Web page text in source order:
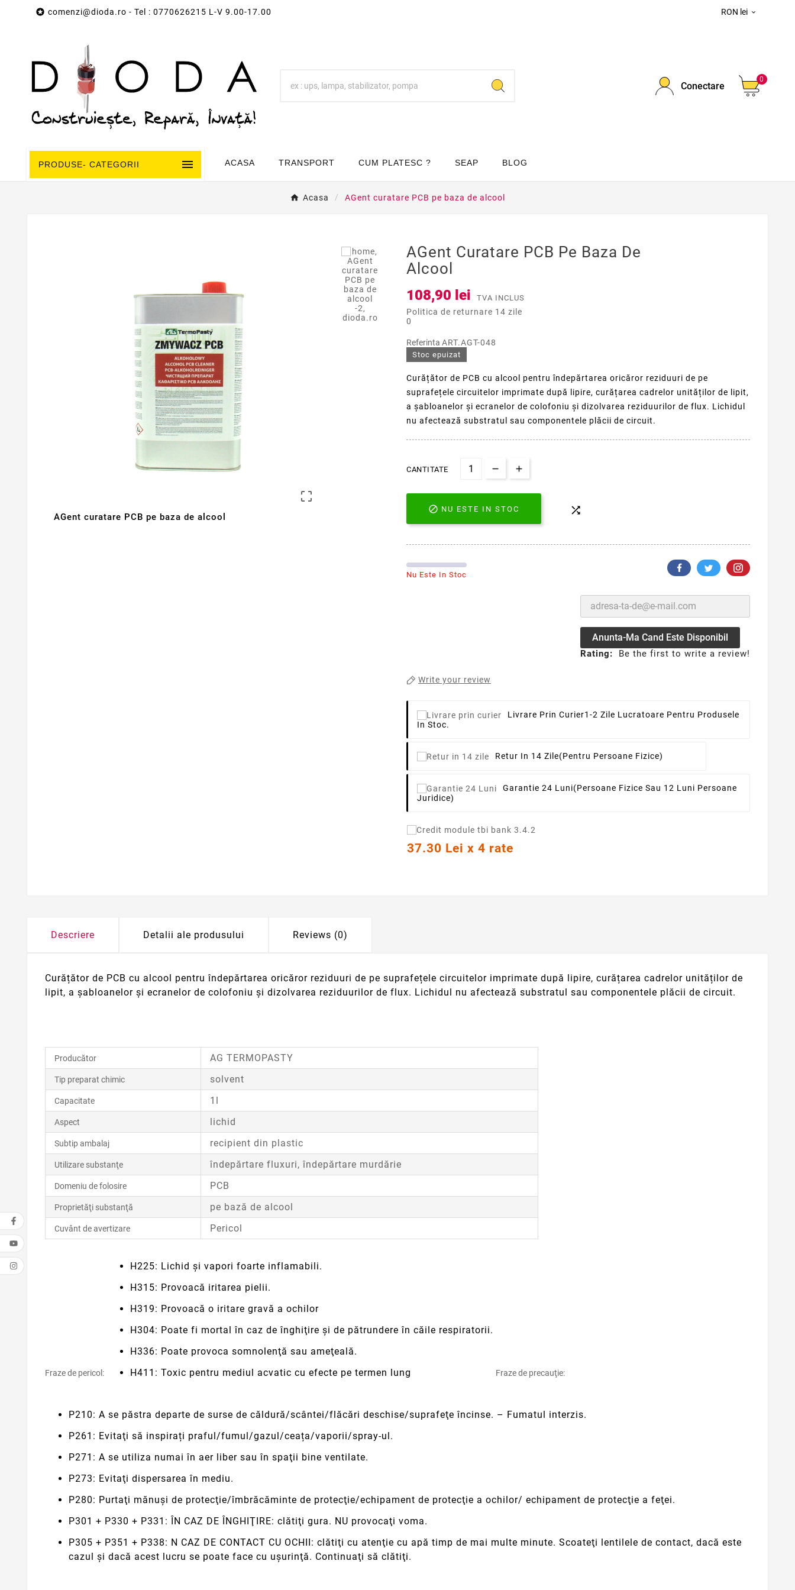
 comenzi@dioda.ro - Tel : 0770626215 L-V 9.00-17.00 RON lei 
Conectare
0
PRODUSE- CATEGORII  ACASA TRANSPORT CUM PLATESC ? SEAP BLOG
Acasa AGent curatare PCB pe baza de alcool

AGent curatare PCB pe baza de alcool
AGent Curatare PCB Pe Baza De
Alcool
108,90 lei TVA INCLUS
Politica de returnare 14 zile
0
Referinta ART.AGT-048
Stoc epuizat
Curățător de PCB cu alcool pentru îndepărtarea oricăror reziduuri de pe
suprafețele circuitelor imprimate după lipire, curățarea cadrelor unităților de lipit,
a șabloanelor și ecranelor de colofoniu și dizolvarea reziduurilor de flux. Lichidul
nu afectează substratul sau componentele plăcii de circuit.
CANTITATE
 NU ESTE IN STOC 
Nu Este In Stoc
Anunta-Ma Cand Este Disponibil
Rating: Be the first to write a review!
Write your review
Livrare Prin Curier1-2 Zile Lucratoare Pentru Produsele
In Stoc.
Retur In 14 Zile(pentru Persoane Fizice)
Garantie 24 Luni(persoane Fizice Sau 12 Luni Persoane
Juridice)
37.30 Lei x 4 rate
Descriere Detalii ale produsului Reviews (0)
Curățător de PCB cu alcool
pentru îndepărtarea oricăror reziduuri de pe suprafețele circuitelor imprimate după lipire, curățarea cadrelor unităților de
lipit, a șabloanelor și ecranelor de colofoniu și dizolvarea reziduurilor de flux. Lichidul nu afectează substratul sau componentele plăcii de circuit.
Producător AG TERMOPASTY
Tip preparat chimic solvent
Capacitate 1l
Aspect lichid
Subtip ambalaj recipient din plastic
Utilizare substanţe îndepărtare fluxuri, îndepărtare murdărie
Domeniu de folosire PCB
Proprietăţi substanţă pe bază de alcool
Cuvânt de avertizare Pericol
Fraze de pericol:
H225: Lichid şi vapori foarte inflamabili.
H315: Provoacă iritarea pielii.
H319: Provoacă o iritare gravă a ochilor
H304: Poate fi mortal în caz de înghiţire şi de pătrundere în căile respiratorii.
H336: Poate provoca somnolenţă sau ameţeală.
H411: Toxic pentru mediul acvatic cu efecte pe termen lung
Fraze de precauţie:
P210: A se păstra departe de surse de căldură/scântei/flăcări deschise/suprafeţe încinse. – Fumatul interzis.
P261: Evitaţi să inspirați praful/fumul/gazul/ceața/vaporii/spray-ul.
P271: A se utiliza numai în aer liber sau în spaţii bine ventilate.
P273: Evitaţi dispersarea în mediu.
P280: Purtaţi mănuşi de protecţie/îmbrăcăminte de protecţie/echipament de protecţie a ochilor/ echipament de protecţie a feţei.
P301 + P330 + P331: ÎN CAZ DE ÎNGHIŢIRE: clătiţi gura. NU provocaţi voma.
P305 + P351 + P338: N CAZ DE CONTACT CU OCHII: clătiţi cu atenţie cu apă timp de mai multe minute. Scoateţi lentilele de contact, dacă este
cazul şi dacă acest lucru se poate face cu uşurinţă. Continuaţi să clătiţi.